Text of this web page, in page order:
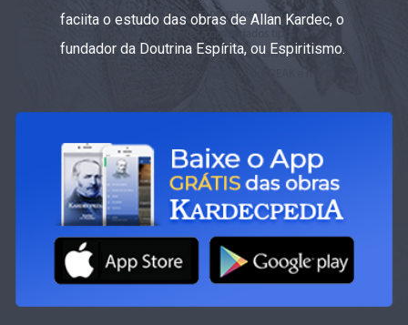
faciita o estudo das obras de Allan Kardec, o
fundador da Doutrina Espírita, ou Espiritismo.